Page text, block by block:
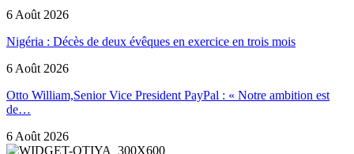
6 Août 2026
Nigéria : Décès de deux évêques en exercice en trois mois
6 Août 2026
Otto William,Senior Vice President PayPal : « Notre ambition est
de…
6 Août 2026